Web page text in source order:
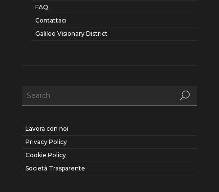
FAQ
Contattaci
Galileo Visionary District
Lavora con noi
Privacy Policy
Cookie Policy
Società Trasparente